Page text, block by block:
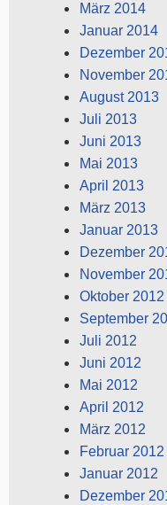
März 2014
Januar 2014
Dezember
November
August 2013
Juli 2013
Juni 2013
Mai 2013
April 2013
März 2013
Januar 2013
Dezember
November
Oktober 2012
September
Juli 2012
Juni 2012
Mai 2012
April 2012
März 2012
Februar 2012
Januar 2012
Dezember